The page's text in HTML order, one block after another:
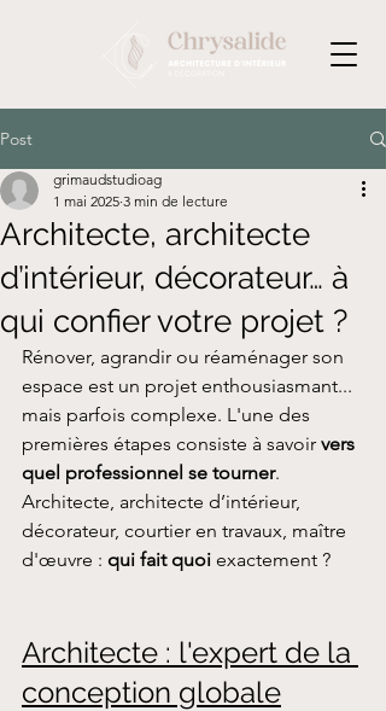
Post
Architecte, architecte
d’intérieur, décorateur… à
qui confier votre projet ?
grimaudstudioag
1 mai 2025 3 min de lecture
Rénover, agrandir ou réaménager son
espace est un projet enthousiasmant...
mais parfois complexe. L'une des
premières étapes consiste à savoir vers
quel professionnel se tourner.
Architecte, architecte d’intérieur,
décorateur, courtier en travaux, maître
d'œuvre : qui fait quoi exactement ?
Architecte : l'expert de la
conception globale